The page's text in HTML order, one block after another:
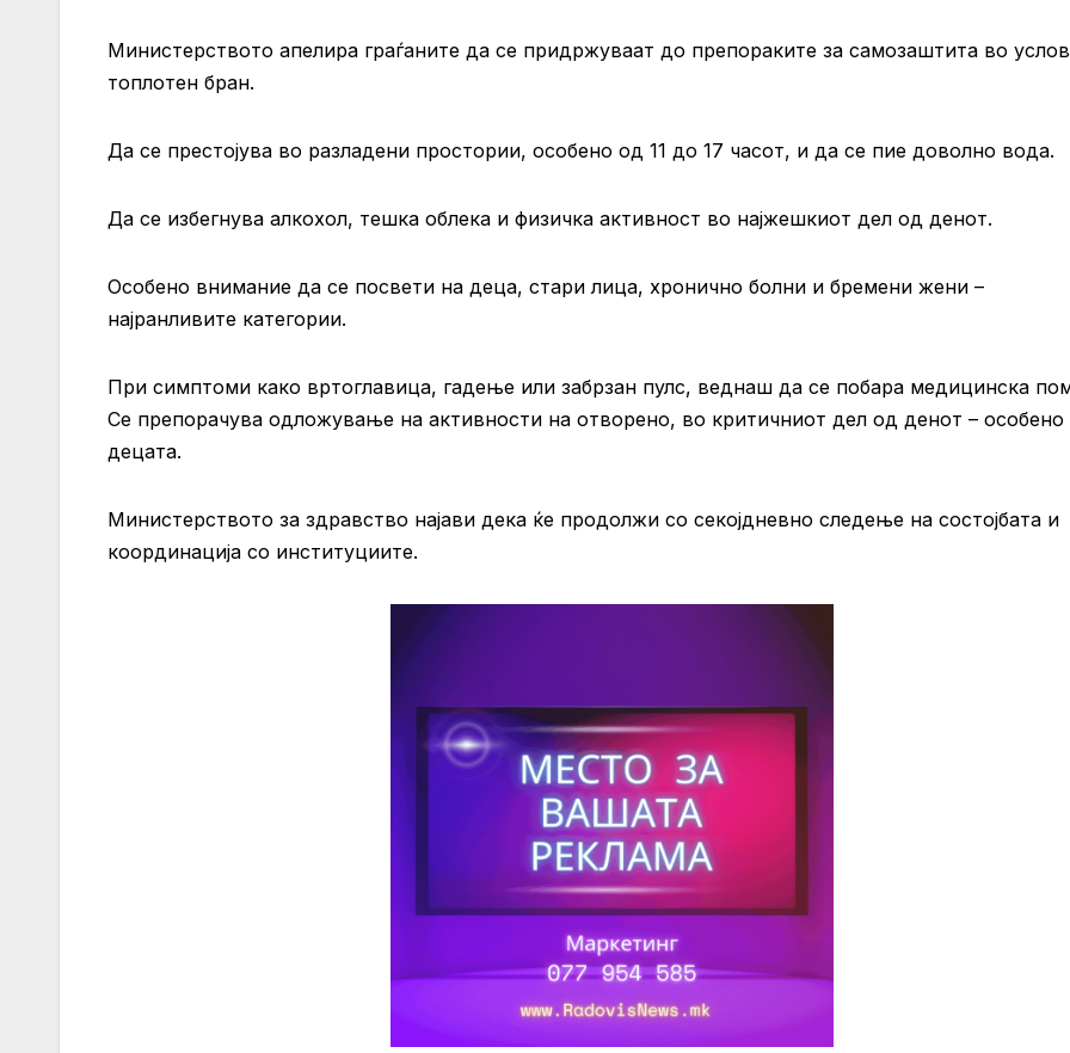
Министерството апелира граѓаните да се придржуваат до препораките за самозаштита во
топлотен бран.
Да се престојува во разладени простории, особено од 11 до 17 часот, и да се пие доволно вода.
Да се избегнува алкохол, тешка облека и физичка активност во најжешкиот дел од денот.
Особено внимание да се посвети на деца, стари лица, хронично болни и бремени жени –
најранливите категории.
При симптоми како вртоглавица, гадење или забрзан пулс, веднаш да се побара медицинска
Се препорачува одложување на активности на отворено, во критичниот дел од денот – особено
децата.
Министерството за здравство најави дека ќе продолжи со секојдневно следење на состојбата и
координација со институциите.